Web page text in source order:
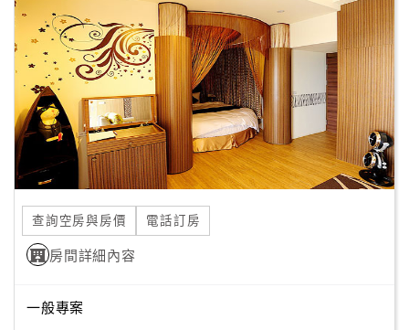
Line
線
上
客
紅
利
查
查詢空房與房價 電話訂房
房間詳細內容
一般專案